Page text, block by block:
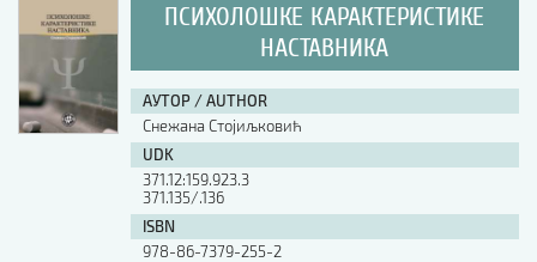
ПСИХОЛОШКЕ КАРАКТЕРИСТИКЕ
НАСТАВНИКА
АУТОР / AUTHOR
Снежана Стојиљковић
UDK
371.12:159.923.3
371.135/.136
ISBN
978-86-7379-255-2